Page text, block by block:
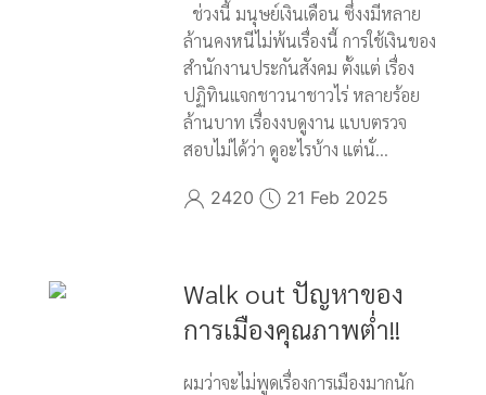
ช่วงนี้ มนุษย์เงินเดือน ซึ่งงมีหลาย
ล้านคงหนีไม่พ้นเรื่องนี้ การใช้เงินของ
สำนักงานประกันสังคม ตั้งแต่ เรื่อง
ปฏิทินแจกชาวนาชาวไร่ หลายร้อย
ล้านบาท เรื่องงบดูงาน แบบตรวจ
สอบไม่ได้ว่า ดูอะไรบ้าง แต่นั่...
2420 21 Feb 2025
Walk out ปัญหาของ
การเมืองคุณภาพต่ำ!!
ผมว่าจะไม่พูดเรื่องการเมืองมากนัก